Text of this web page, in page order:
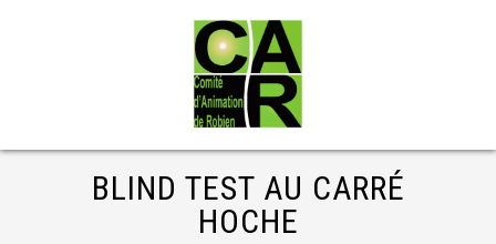
BLIND TEST AU CARRÉ
HOCHE